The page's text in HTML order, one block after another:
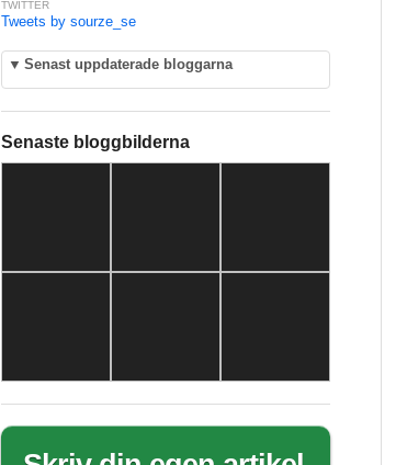
TWITTER
Tweets by sourze_se
▼ Senast uppdaterade bloggarna
Senaste bloggbilderna